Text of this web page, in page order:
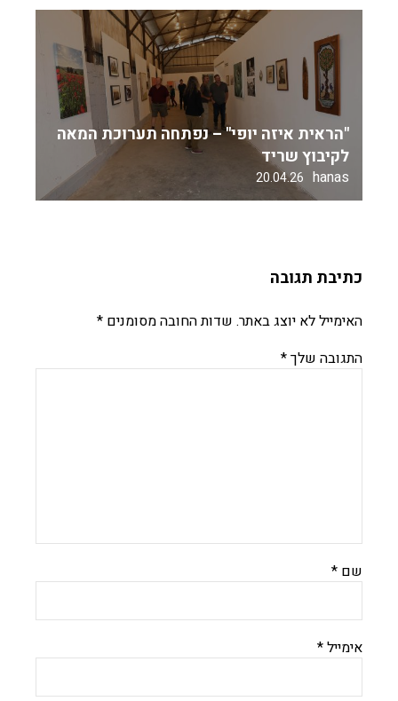
"הראית איזה יופי" – נפתחה תערוכת המאה
לקיבוץ שריד
hanas
20.04.26
כתיבת תגובה
האימייל לא יוצג באתר. שדות החובה מסומנים *
התגובה שלך*
שם *
אימייל*